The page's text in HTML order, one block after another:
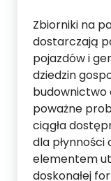
Zbiorniki na
dostarczają
pojazdów i
dziedzin
budownictwo
poważne
ciągła
dla płynności
elementem
doskonałej